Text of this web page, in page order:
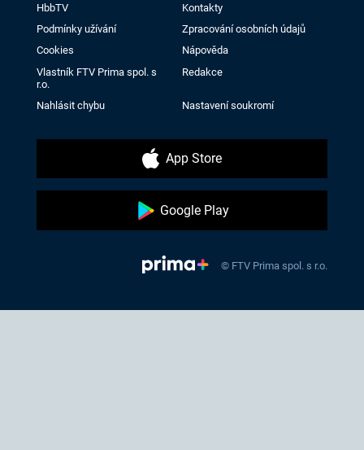
HbbTV
Kontakty
Podmínky užívání
Zpracování osobních údajů
Cookies
Nápověda
Vlastník FTV Prima spol. s
r.o.
Redakce
Nahlásit chybu Nastavení soukromí
App Store
Google Play
© FTV Prima spol. s r.o.